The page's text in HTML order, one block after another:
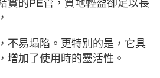
實的PE管，質地輕盈卻足以長
不易塌陷。更特別的是，它具
增加了使用時的靈活性。